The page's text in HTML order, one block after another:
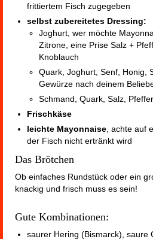
frittiertem Fisch zugegeben
selbst zubereitetes Dressing:
Joghurt, wer möchte
Zitrone, eine Prise Salz +
Knoblauch
Quark, Joghurt, Senf, Honig,
Gewürze nach deinem
Schmand, Quark, Salz,
Frischkäse
leichte Mayonnaise , achte auf
der Fisch nicht ertränkt wird
Das Brötchen
Ob einfaches Rundstück oder ein
knackig und frisch muss es sein!
Gute Kombinationen:
saurer Hering (Bismarck), saure